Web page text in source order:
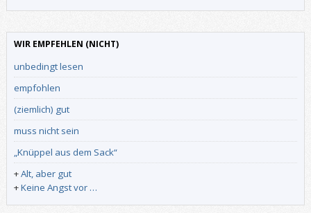
WIR EMPFEHLEN (NICHT)
unbedingt lesen
empfohlen
(ziemlich) gut
muss nicht sein
„Knüppel aus dem Sack“
+Alt, aber gut
+Keine Angst vor …